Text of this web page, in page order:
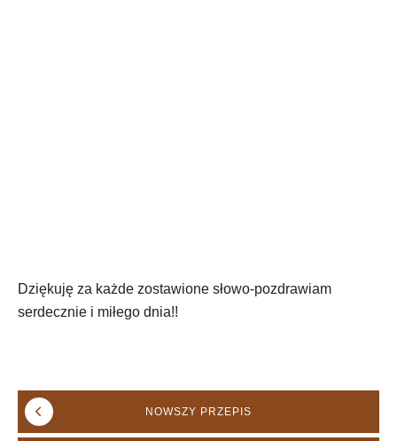
Dziękuję za każde zostawione słowo-pozdrawiam
serdecznie i miłego dnia!!
NOWSZY PRZEPIS